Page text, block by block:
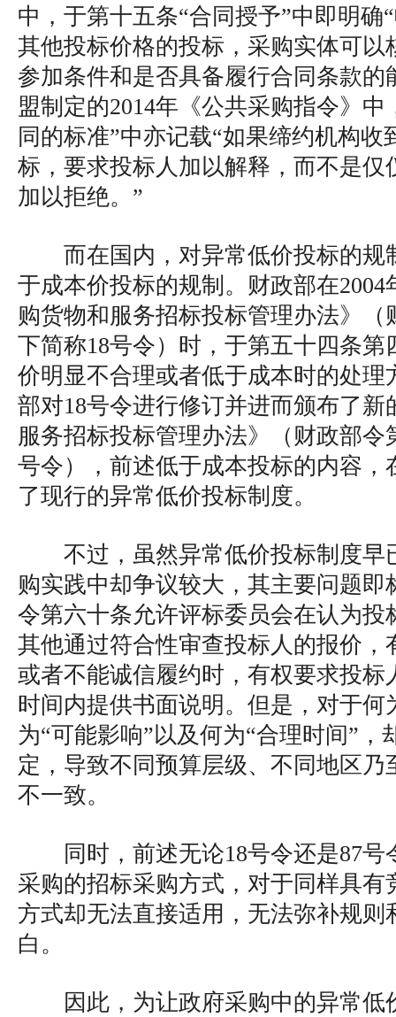
中，于第十五条“合同授予”中即明确
其他投标价格的投标，采购实体可以
参加条件和是否具备履行合同条款的
盟制定的2014年《公共采购指令》中
同的标准”中亦记载“如果缔约机构收
标，要求投标人加以解释，而不是仅
加以拒绝。”
而在国内，对异常低价投标的规
于成本价投标的规制。财政部在
购货物和服务招标投标管理办法》（
下简称18号令）时，于第五十四条第
价明显不合理或者低于成本时的处理
部对18号令进行修订并进而颁布了新
服务招标投标管理办法》（财政部令
号令），前述低于成本投标的内容，
了现行的异常低价投标制度。
不过，虽然异常低价投标制度早
购实践中却争议较大，其主要问题即
令第六十条允许评标委员会在认为投
其他通过符合性审查投标人的报价，
或者不能诚信履约时，有权要求投标
时间内提供书面说明。但是，对于何
为“可能影响”以及何为“合理时间”，
定，导致不同预算层级、不同地区乃
不一致。
同时，前述无论18号令还是87
采购的招标采购方式，对于同样具有
方式却无法直接适用，无法弥补规则
白。
因此，为让政府采购中的异常低